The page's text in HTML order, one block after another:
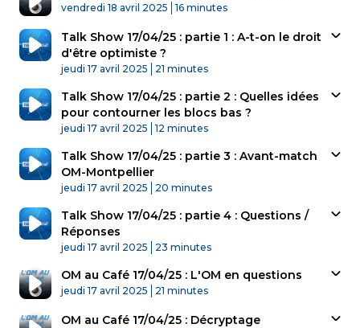
Published At
vendredi 18 avril 2025 Time
16 minutes
Talk Show 17/04/25 : partie 1 : A-t-on le droit
d'être optimiste ?
Published At
jeudi 17 avril 2025 Time
21 minutes
Talk Show 17/04/25 : partie 2 : Quelles idées
pour contourner les blocs bas ?
Published At
jeudi 17 avril 2025 Time
12 minutes
Talk Show 17/04/25 : partie 3 : Avant-match
OM-Montpellier
Published At
jeudi 17 avril 2025 Time
20 minutes
Talk Show 17/04/25 : partie 4 : Questions /
Réponses
Published At
jeudi 17 avril 2025 Time
23 minutes
OM au Café 17/04/25 : L'OM en questions
Published At
jeudi 17 avril 2025 Time
21 minutes
OM au Café 17/04/25 : Décryptage